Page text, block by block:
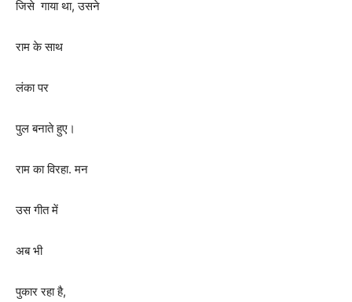
जिसे गाया था,उसने
राम के साथ
लंका पर
पुल बनाते हुए।
राम का विरहा. मन
उस गीत में
अब भी
पुकार रहा है,